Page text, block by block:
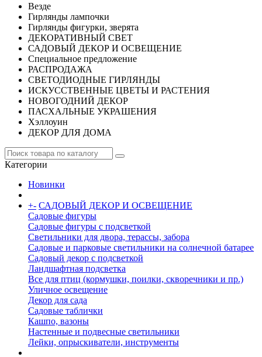
Везде
Гирлянды лампочки
Гирлянды фигурки, зверята
ДЕКОРАТИВНЫЙ СВЕТ
САДОВЫЙ ДЕКОР И ОСВЕЩЕНИЕ
Специальное предложение
РАСПРОДАЖА
СВЕТОДИОДНЫЕ ГИРЛЯНДЫ
ИСКУССТВЕННЫЕ ЦВЕТЫ И РАСТЕНИЯ
НОВОГОДНИЙ ДЕКОР
ПАСХАЛЬНЫЕ УКРАШЕНИЯ
Хэллоуин
ДЕКОР ДЛЯ ДОМА
Категории
Новинки
+- САДОВЫЙ ДЕКОР И ОСВЕЩЕНИЕ
Садовые фигуры
Садовые фигуры с подсветкой
Светильники для двора, терассы, забора
Садовые и парковые светильники на солнечной батарее
Садовый декор с подсветкой
Ландшафтная подсветка
Все для птиц (кормушки, поилки, скворечники и пр.)
Уличное освещение
Декор для сада
Садовые таблички
Кашпо, вазоны
Настенные и подвесные светильники
Лейки, опрыскиватели, инструменты